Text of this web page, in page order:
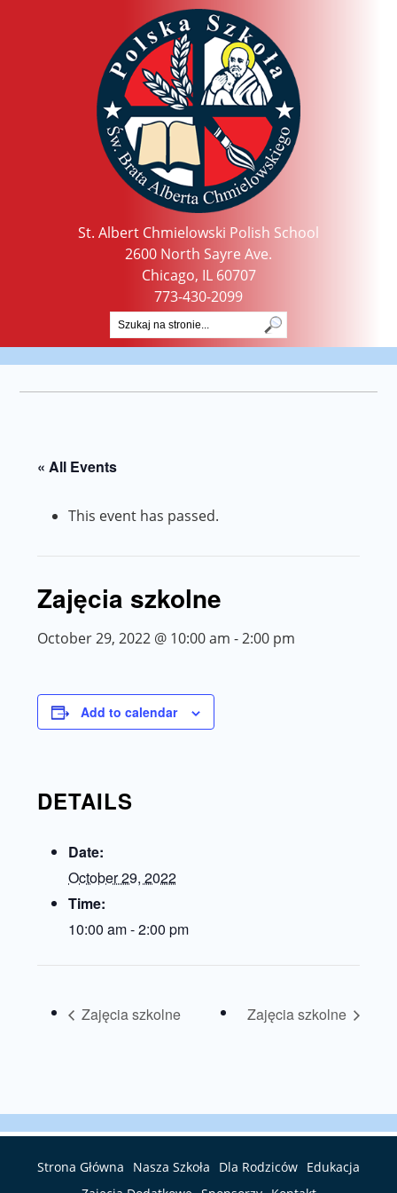
St. Albert Chmielowski Polish School
2600 North Sayre Ave.
Chicago, IL 60707
773-430-2099
« All Events
This event has passed.
Zajęcia szkolne
October 29, 2022 @ 10:00 am -2:00 pm
Add to calendar
DETAILS
Date:
October 29, 2022
Time:
10:00 am - 2:00 pm
Zajęcia szkolne Zajęcia szkolne
Strona Główna Nasza Szkoła Dla Rodziców Edukacja